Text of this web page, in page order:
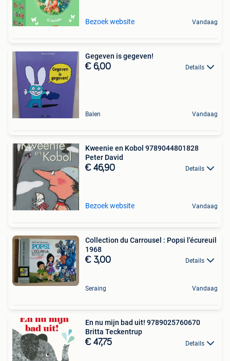
Bezoek website Vandaag
Gegeven is gegeven!
€ 6,00 Details
Balen Vandaag
Kweenie en Kobol 9789044801828
Peter David
€ 46,90 Details
Bezoek website Vandaag
Collection du Carrousel : Popsi l'écureuil
1968
€ 3,00 Details
Seraing Vandaag
En nu mijn bad uit! 9789025760670
Britta Teckentrup
€ 47,75 Details